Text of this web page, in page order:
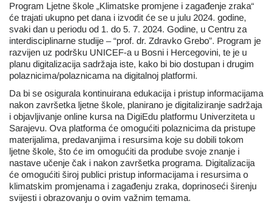
Program Ljetne škole „Klimatske promjene i zagađenje zraka“
će trajati ukupno pet dana i izvodit će se u julu 2024. godine,
svaki dan u periodu od 1. do 5. 7. 2024. Godine, u Centru za
interdisciplinarne studije – “prof. dr. Zdravko Grebo”. Program je
razvijen uz podršku UNICEF-a u Bosni i Hercegovini, te je u
planu digitalizacija sadržaja iste, kako bi bio dostupan i drugim
polaznicima/polaznicama na digitalnoj platformi.
Da bi se osigurala kontinuirana edukacija i pristup informacijama
nakon završetka ljetne škole, planirano je digitaliziranje sadržaja
i objavljivanje online kursa na DigiEdu platformu Univerziteta u
Sarajevu. Ova platforma će omogućiti polaznicima da pristupe
materijalima, predavanjima i resursima koje su dobili tokom
ljetne škole, što će im omogućiti da prodube svoje znanje i
nastave učenje čak i nakon završetka programa. Digitalizacija
će omogućiti široj publici pristup informacijama i resursima o
klimatskim promjenama i zagađenju zraka, doprinoseći širenju
svijesti i obrazovanju o ovim važnim temama.